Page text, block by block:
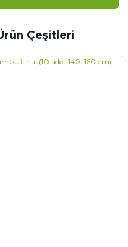
Çeşitleri